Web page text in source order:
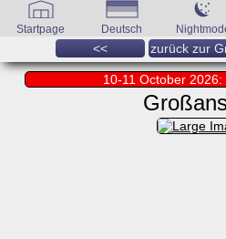
Startpage Deutsch
<< zurück zur
10-11 October